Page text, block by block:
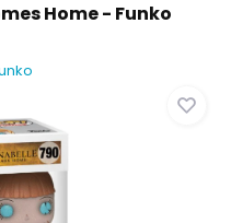
Home - Funko